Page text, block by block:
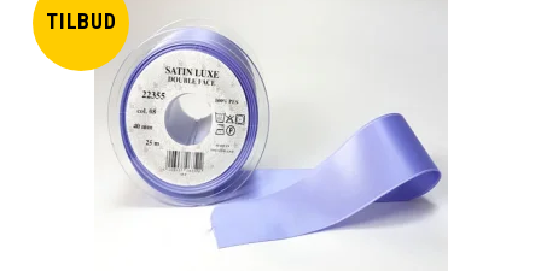
TILBUD